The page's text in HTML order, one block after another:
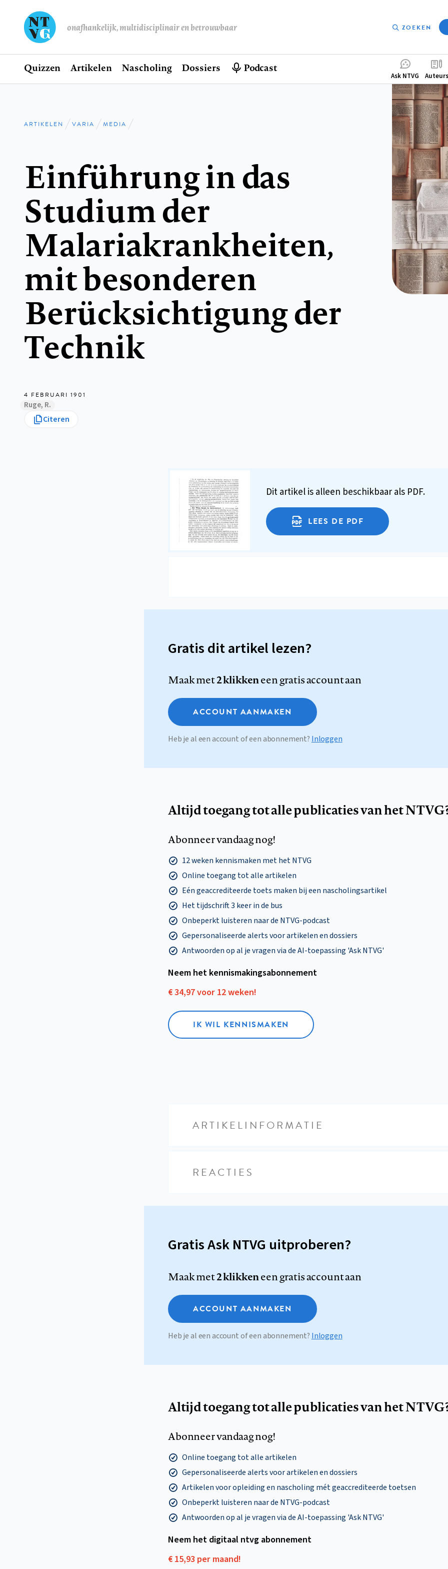
onafhankelijk, multidisciplinair en betrouwbaar ZOEKEN
Hoofdnavigatie
Home
Quizzen Artikelen Nascholing Dossiers Podcast
menu
Ask NTVG Auteurs
Kruimelpad
ARTIKELEN VARIA MEDIA
Einführung in das
Studium der
Malariakrankheiten,
mit besonderen
Berücksichtigung der
Technik
4 FEBRUARI 1901
Ruge, R.
Citeren
Dit artikel is alleen beschikbaar als PDF.
LEES DE PDF
Gratis dit artikel lezen?
Maak met2 klikkeneen gratis account aan
ACCOUNT AANMAKEN
Heb je al een account of een abonnement? Inloggen
Altijd toegang tot alle publicaties van het
Abonneer vandaag nog!
12 weken kennismaken met het NTVG
Online toegang tot alle artikelen
Eén geaccrediteerde toets maken bij een nascholingsartikel
Het tijdschrift 3 keer in de bus
Onbeperkt luisteren naar de NTVG-podcast
Gepersonaliseerde alerts voor artikelen en dossiers
Antwoorden op al je vragen via de AI-toepassing 'Ask NTVG'
Neem het kennismakings­abonnement
€ 34,97 voor 12 weken!
IK WIL KENNISMAKEN
ARTIKELINFORMATIE
REACTIES
Gratis Ask NTVG uitproberen?
Maak met2 klikkeneen gratis account aan
ACCOUNT AANMAKEN
Heb je al een account of een abonnement? Inloggen
Altijd toegang tot alle publicaties van het
Abonneer vandaag nog!
Online toegang tot alle artikelen
Gepersonaliseerde alerts voor artikelen en dossiers
Artikelen voor opleiding en nascholing mét geaccrediteerde toetsen
Onbeperkt luisteren naar de NTVG-podcast
Antwoorden op al je vragen via de AI-toepassing 'Ask NTVG'
Neem het digitaal ntvg abonnement
€ 15,93 per maand!